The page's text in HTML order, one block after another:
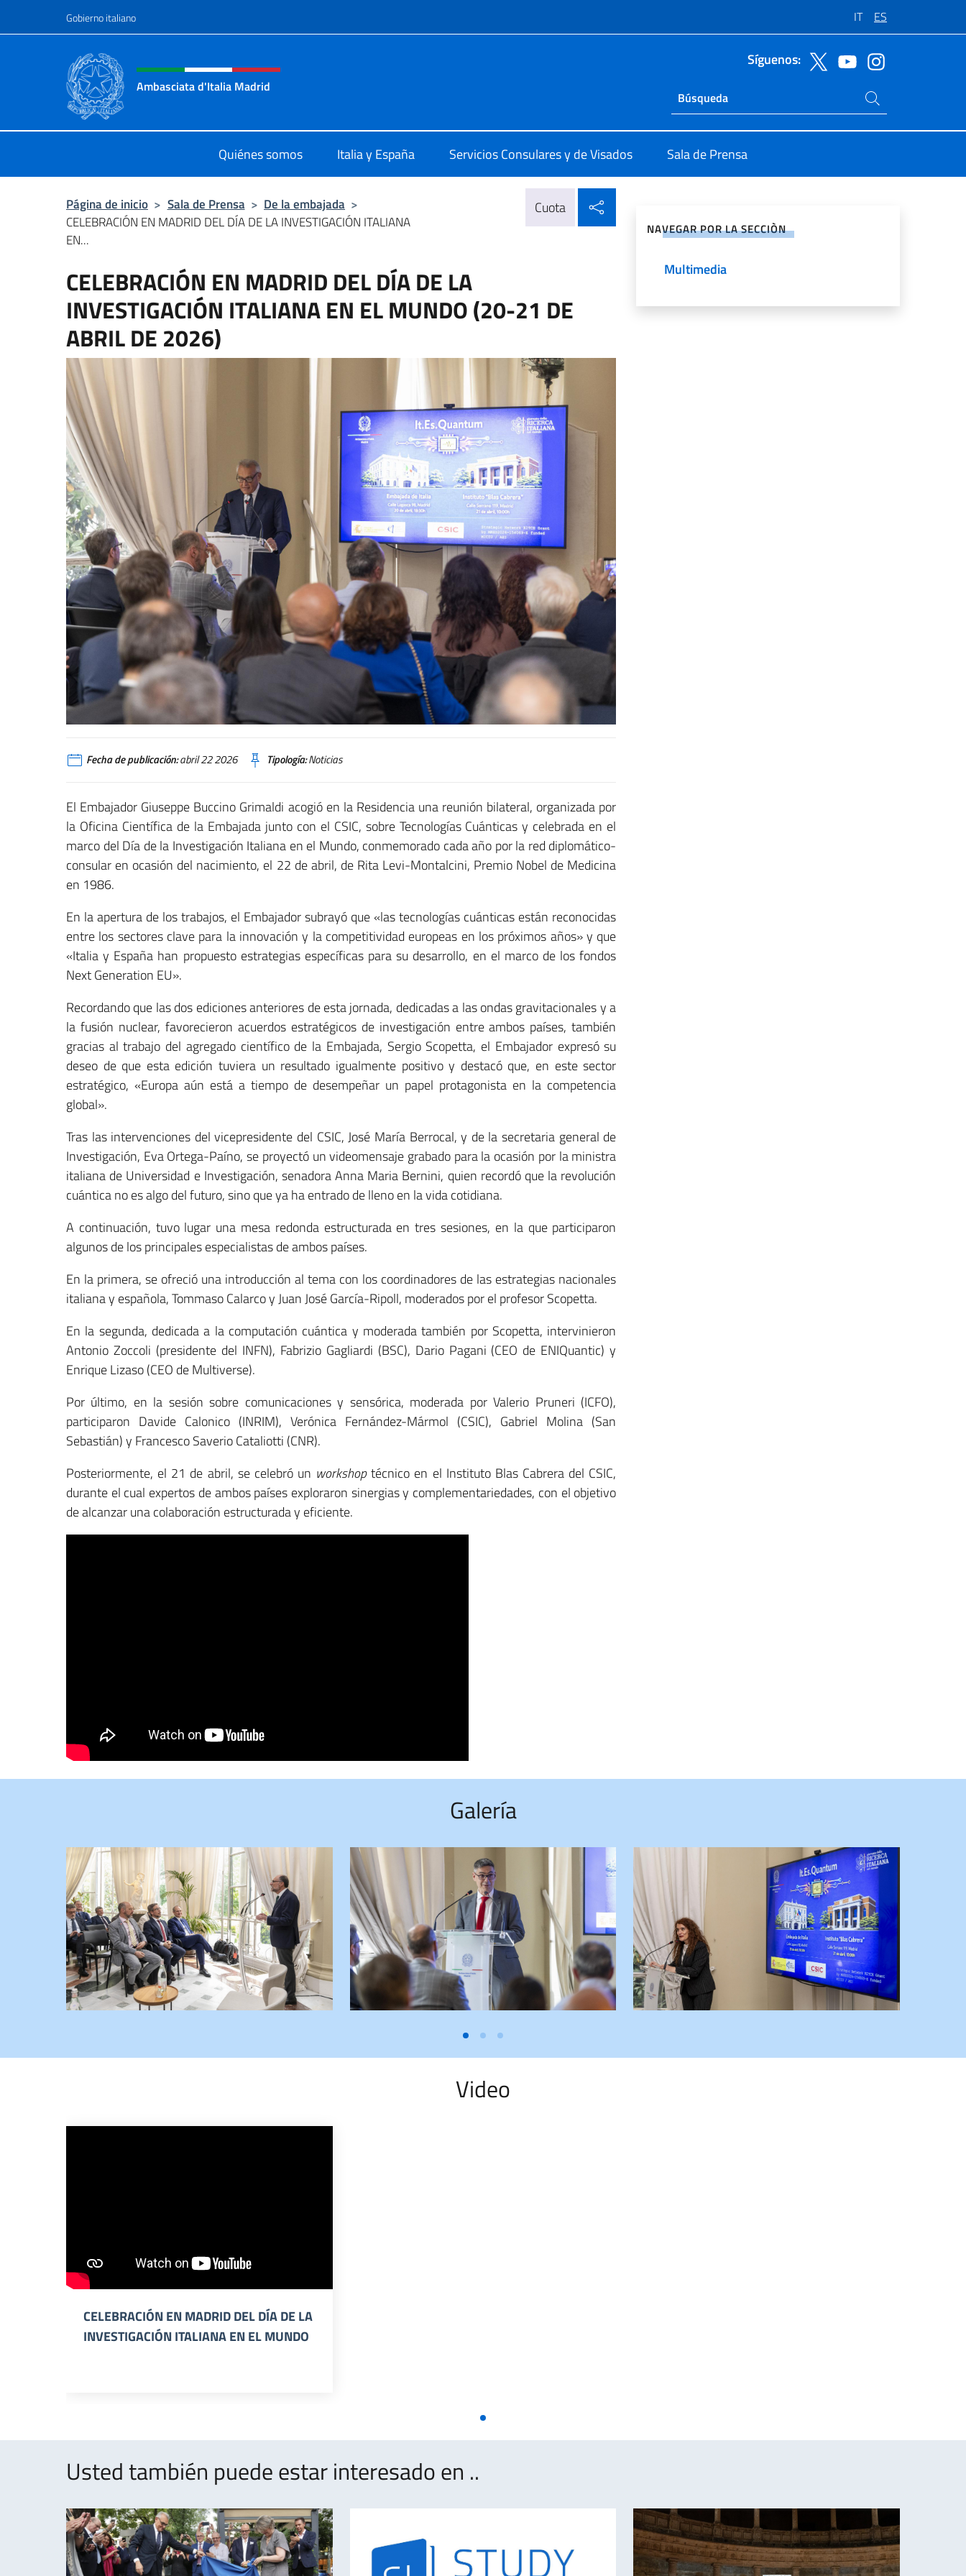
Gobierno italiano IT ES
Encabezado del sitio web, redes sociales y menú
Ambasciata d'Italia Madrid
Síguenos:
Ricerca sito live
Buscar en el sitio
Quiénes somos Italia y España Servicios Consulares y de Visados Sala de Prensa
Página de inicio > Sala de Prensa > De la embajada >
CELEBRACIÓN EN MADRID DEL DÍA DE LA INVESTIGACIÓN ITALIANA
EN...
Cuota
CELEBRACIÓN EN MADRID DEL DÍA DE LA
INVESTIGACIÓN ITALIANA EN EL MUNDO (20-21 DE
ABRIL DE 2026)
Fecha de publicación:abril 22 2026 Tipología:Noticias
El Embajador Giuseppe Buccino Grimaldi acogió en la Residencia una reunión bilateral, organizada por
la Oficina Científica de la Embajada junto con el CSIC, sobre Tecnologías Cuánticas y celebrada en el
marco del Día de la Investigación Italiana en el Mundo, conmemorado cada año por la red diplomático-
consular en ocasión del nacimiento, el 22 de abril, de Rita Levi-Montalcini, Premio Nobel de Medicina
en 1986.
En la apertura de los trabajos, el Embajador subrayó que «las tecnologías cuánticas están reconocidas
entre los sectores clave para la innovación y la competitividad europeas en los próximos años» y que
«Italia y España han propuesto estrategias específicas para su desarrollo, en el marco de los fondos
Next Generation EU».
Recordando que las dos ediciones anteriores de esta jornada, dedicadas a las ondas gravitacionales y a
la fusión nuclear, favorecieron acuerdos estratégicos de investigación entre ambos países, también
gracias al trabajo del agregado científico de la Embajada, Sergio Scopetta, el Embajador expresó su
deseo de que esta edición tuviera un resultado igualmente positivo y destacó que, en este sector
estratégico, «Europa aún está a tiempo de desempeñar un papel protagonista en la competencia
global».
Tras las intervenciones del vicepresidente del CSIC, José María Berrocal, y de la secretaria general de
Investigación, Eva Ortega-Paíno, se proyectó un videomensaje grabado para la ocasión por la ministra
italiana de Universidad e Investigación, senadora Anna Maria Bernini, quien recordó que la revolución
cuántica no es algo del futuro, sino que ya ha entrado de lleno en la vida cotidiana.
A continuación, tuvo lugar una mesa redonda estructurada en tres sesiones, en la que participaron
algunos de los principales especialistas de ambos países.
En la primera, se ofreció una introducción al tema con los coordinadores de las estrategias nacionales
italiana y española, Tommaso Calarco y Juan José García-Ripoll, moderados por el profesor Scopetta.
En la segunda, dedicada a la computación cuántica y moderada también por Scopetta, intervinieron
Antonio Zoccoli (presidente del INFN), Fabrizio Gagliardi (BSC), Dario Pagani (CEO de ENIQuantic) y
Enrique Lizaso (CEO de Multiverse).
Por último, en la sesión sobre comunicaciones y sensórica, moderada por Valerio Pruneri (ICFO),
participaron Davide Calonico (INRIM), Verónica Fernández-Mármol (CSIC), Gabriel Molina (San
Sebastián) y Francesco Saverio Cataliotti (CNR).
Posteriormente, el 21 de abril, se celebró un workshoptécnico en el Instituto Blas Cabrera del CSIC,
durante el cual expertos de ambos países exploraron sinergias y complementariedades, con el objetivo
de alcanzar una colaboración estructurada y eficiente.
NAVEGAR POR LA SECCIÒN
Multimedia
Galería
Video
CELEBRACIÓN EN MADRID DEL DÍA DE LA
INVESTIGACIÓN ITALIANA EN EL MUNDO
Usted también puede estar interesado en ..